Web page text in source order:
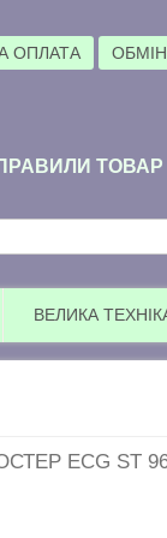
ОПЛАТА
форма
ВЕЛИКА
ECG ST